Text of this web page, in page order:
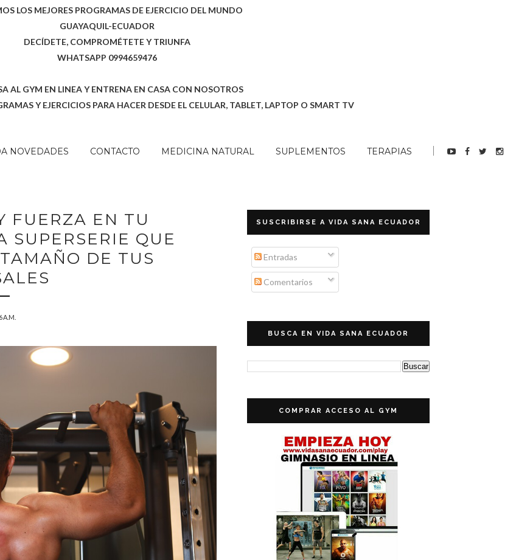
LOS MEJORES PROGRAMAS DE EJERCICIO DEL MUNDO
GUAYAQUIL-ECUADOR
DECÍDETE, COMPROMÉTETE Y TRIUNFA
WHATSAPP 0994659476
AL GYM EN LINEA Y ENTRENA EN CASA CON NOSOTROS
Y EJERCICIOS PARA HACER DESDE EL CELULAR, TABLET, LAPTOP O SMART TV
NOVEDADES CONTACTO MEDICINA NATURAL SUPLEMENTOS TERAPIAS
FUERZA EN TU
SUPERSERIE QUE
DE TUS
A.M.
SUSCRIBIRSE A VIDA SANA ECUADOR
Entradas
Comentarios
BUSCA EN VIDA SANA ECUADOR
COMPRAR ACCESO AL GYM